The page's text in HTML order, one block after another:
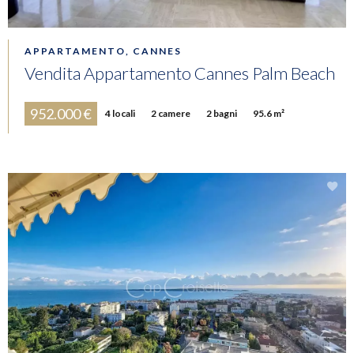
APPARTAMENTO, CANNES
Vendita Appartamento Cannes Palm Beach
952.000 € 4 locali 2 camere 2 bagni 95.6 m²